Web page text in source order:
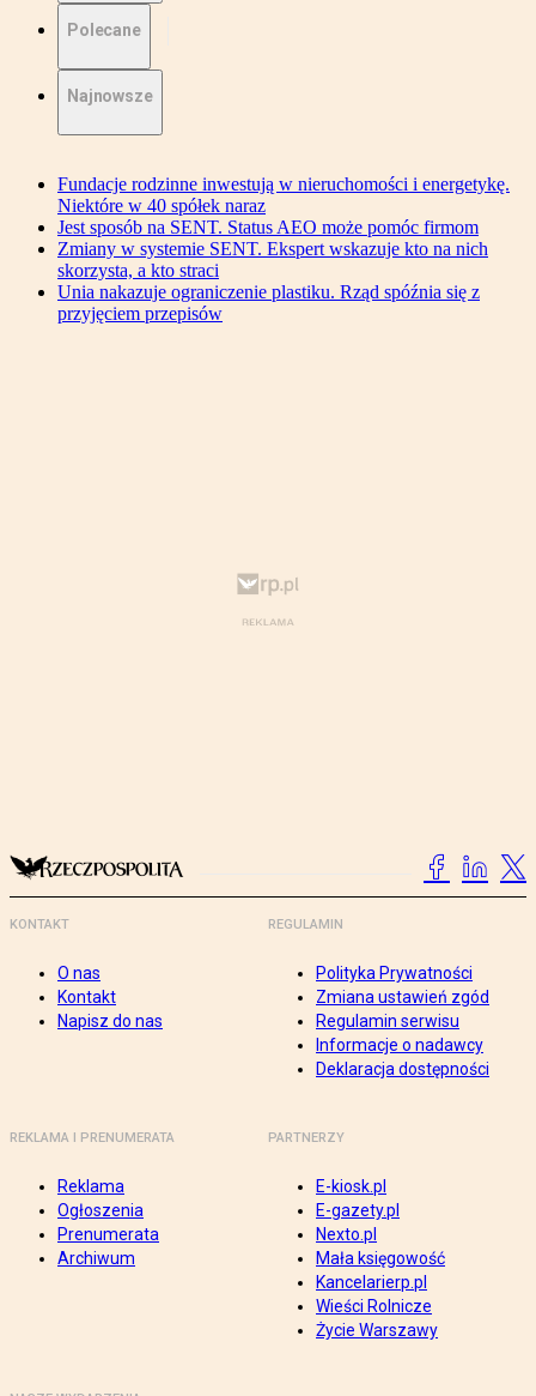
Polecane
Najnowsze
Fundacje rodzinne inwestują w nieruchomości i energetykę.
Niektóre w 40 spółek naraz
Jest sposób na SENT. Status AEO może pomóc firmom
Zmiany w systemie SENT. Ekspert wskazuje kto na nich
skorzysta, a kto straci
Unia nakazuje ograniczenie plastiku. Rząd spóźnia się z
przyjęciem przepisów
KONTAKT
O nas
Kontakt
Napisz do nas
REGULAMIN
Polityka Prywatności
Zmiana ustawień zgód
Regulamin serwisu
Informacje o nadawcy
Deklaracja dostępności
REKLAMA I PRENUMERATA
Reklama
Ogłoszenia
Prenumerata
Archiwum
PARTNERZY
E-kiosk.pl
E-gazety.pl
Nexto.pl
Mała księgowość
Kancelarierp.pl
Wieści Rolnicze
Życie Warszawy